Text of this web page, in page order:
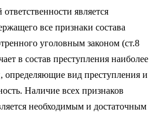
является
все признаки состава
уголовным законом (ст.8
в состав преступления наиболее
определяющие вид преступления и
Наличие всех признаков
необходимым и достаточным